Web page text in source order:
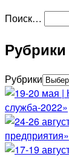
Поиск…
Рубрики
Рубрики